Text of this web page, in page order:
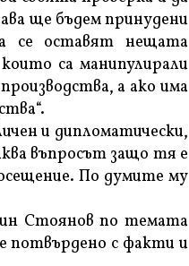
ще бъдем принудени
се оставят нещата
са манипулирали
а ако има
и дипломатически,
въпросът защо тя е
По думите му
Стоянов по темата
потвърдено с факти и